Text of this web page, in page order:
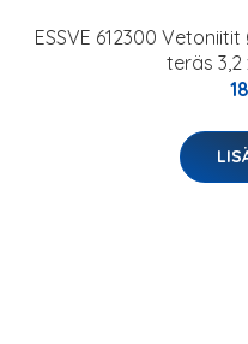
ESSVE 612300
teräs 3,2